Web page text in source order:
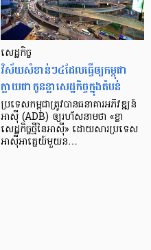
សេដ្ឋកិច្ច​
វិស័យ​សំខាន់ៗ​៤​ដែល​ធ្វើ​ឲ្យ​កម្ពុជា​
ក្លាយ​ជា​កូន​ខ្លា​សេដ្ឋកិច្ច​ក្នុង​តំបន់
ប្រទេស​កម្ពុជា​ត្រូវ​បាន​ធនាគារ​អភិវឌ្ឍន៍​
អាស៊ី (ADB) ឲ្យ​រហ័ស​នាមថា «ខ្លា​
សេដ្ឋកិច្ច​ថ្មី​នៃ​អាស៊ី» ដោយសារ​ប្រទេស​
អាស៊ី​អាគ្នេយ៍​មួយ​ន…